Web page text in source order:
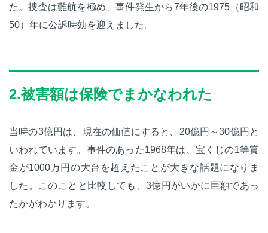
た。捜査は難航を極め、事件発生から7年後の1975（昭和
50）年に公訴時効を迎えました。
2.被害額は保険でまかなわれた
当時の3億円は、現在の価値にすると、20億円～30億円と
いわれています。事件のあった1968年は、宝くじの1等賞
金が1000万円の大台を超えたことが大きな話題になりま
した。このことと比較しても、3億円がいかに巨額であっ
たかがわかります。